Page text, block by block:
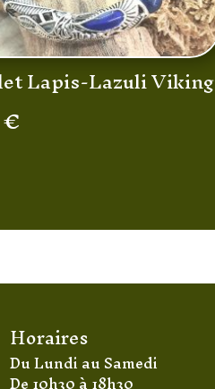
Lapis-Lazuli Viking
€
Horaires
Du Lundi au Samedi